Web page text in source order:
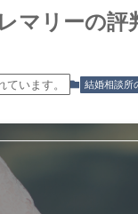
マリーの評
います。 結婚相談所